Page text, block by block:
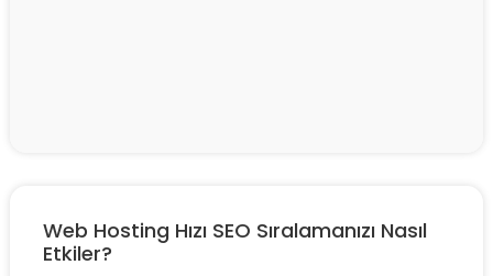
Web Hosting Hızı SEO Sıralamanızı Nasıl
Etkiler?